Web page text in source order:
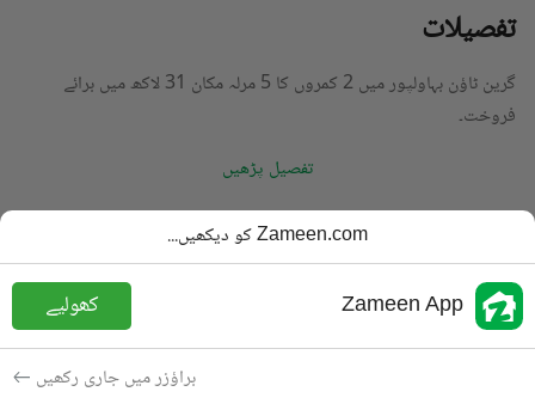
تفصیلات
گرین ٹاؤن بہاولپور میں 2 کمروں کا 5 مرلہ مکان 31 لاکھ میں برائے
فروخت۔
تفصیل پڑھیں
مکان
قیمت
PKR
31 لاکھ
باتھ
رقبہ
5 مرلہ
Zameen.com کو دیکھیں...
Zameen App کھولیے
براؤزر میں جاری رکھیں